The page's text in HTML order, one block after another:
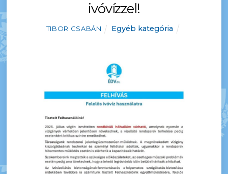
ivóvízzel!
TIBOR CSABÁN Egyéb kategória